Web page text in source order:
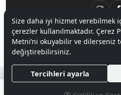
© 2020Mnpc. Tüm
Hipotenüs Yeni Nesil E-Ticaret
Size daha iyi hizmet verebilmek
çerezler kullanılmaktadır. Çerez
Metni’ni okuyabilir ve dilerseniz
değiştirebilirsiniz.
Tercihleri ayarla